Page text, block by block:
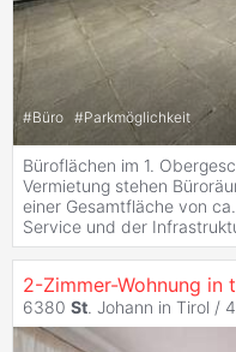
#Büro #Parkmöglichkeit
Büroflächen im 1.
Vermietung stehen
einer Gesamtfläche von
Service und der
2-Zimmer-Wohnung in
6380 St. Johann in Tirol /